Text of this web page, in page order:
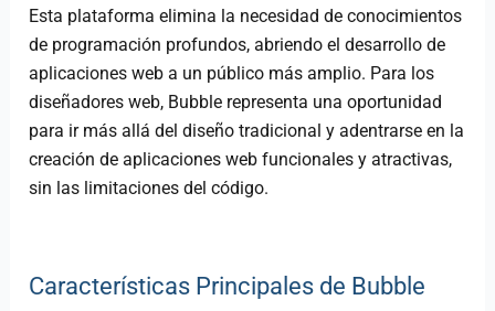
Esta plataforma elimina la necesidad de conocimientos
de programación profundos, abriendo el desarrollo de
aplicaciones web a un público más amplio. Para los
diseñadores web, Bubble representa una oportunidad
para ir más allá del diseño tradicional y adentrarse en la
creación de aplicaciones web funcionales y atractivas,
sin las limitaciones del código.
Características Principales de Bubble